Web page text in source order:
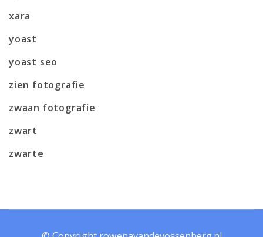
xara
yoast
yoast seo
zien fotografie
zwaan fotografie
zwart
zwarte